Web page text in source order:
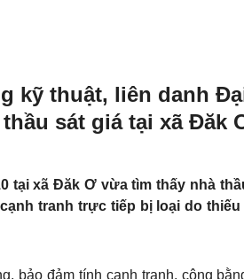
kỹ thuật, liên danh
sát giá tại xã Đăk
tại xã Đăk Ơ vừa tìm thấy nhà
tranh trực tiếp bị loại do thiếu
bảo đảm tính cạnh tranh, công